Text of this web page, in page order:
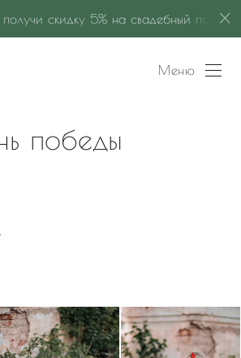
5% на свадебный пакет «GOLD»
Меню
победы